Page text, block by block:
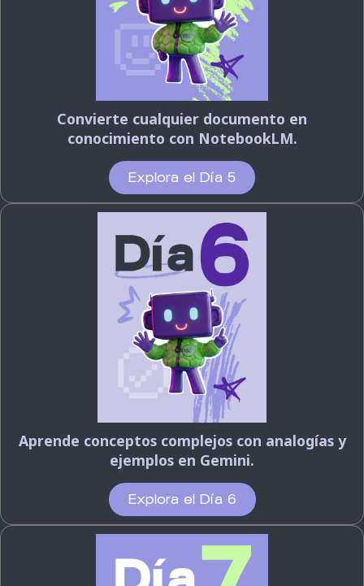
Convierte cualquier documento en
conocimiento con NotebookLM.
Explora el Día 5
Aprende conceptos complejos con analogías y
ejemplos en Gemini.
Explora el Día 6